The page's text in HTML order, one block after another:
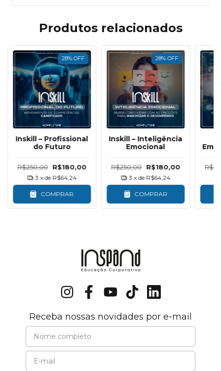
Produtos relacionados
28%OFF
Inskill – Profissional
do Futuro
R$250,00 R$180,00
3 x de R$64,24
COMPRAR
28%OFF
Inskill – Inteligência
Emocional
R$250,00 R$180,00
3 x de R$64,24
COMPRAR
Receba nossas novidades por e-mail